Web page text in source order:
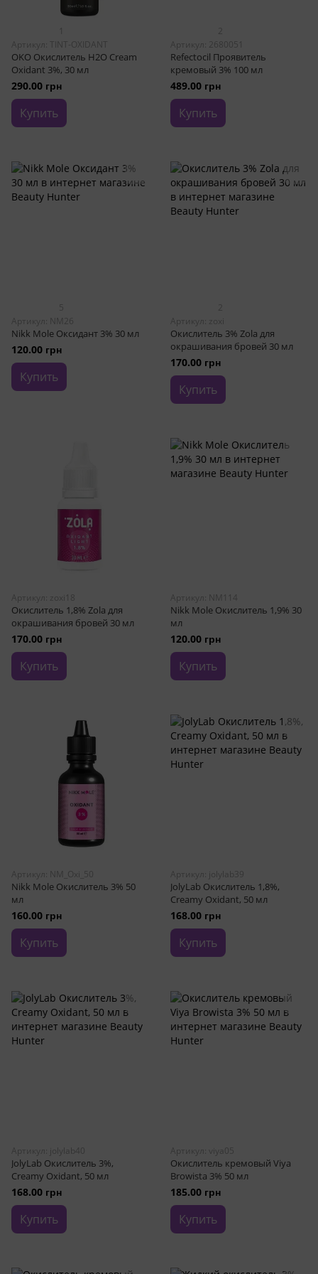
Артикул: TINT-OXIDANT
OKO Окислитель H2O Cream
Oxidant 3%, 30 мл
290.00 грн
Купить
2
Артикул: 2680051
Refectocil Проявитель
кремовый 3% 100 мл
489.00 грн
Купить
Артикул: NM26
Nikk Mole Оксидант 3% 30 мл
120.00 грн
Купить
2
Артикул: zoxi
Окислитель 3% Zola для
окрашивания бровей 30 мл
170.00 грн
Купить
Артикул: zoxi18
Окислитель 1,8% Zola для
окрашивания бровей 30 мл
170.00 грн
Купить
Артикул: NM114
Nikk Mole Окислитель 1,9% 30
мл
120.00 грн
Купить
Артикул: NM_Oxi_50
Nikk Mole Окислитель 3% 50
мл
160.00 грн
Купить
Артикул: jolylab39
JolyLab Окислитель 1,8%,
Creamy Oxidant, 50 мл
168.00 грн
Купить
Артикул: jolylab40
JolyLab Окислитель 3%,
Creamy Oxidant, 50 мл
168.00 грн
Купить
Артикул: viya05
Окислитель кремовый Viya
Browista 3% 50 мл
185.00 грн
Купить